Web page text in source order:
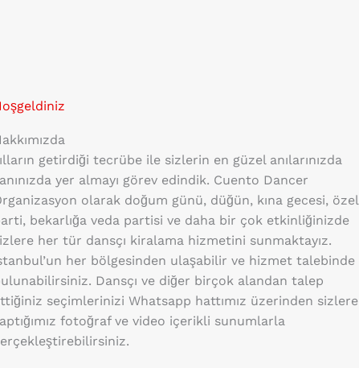
getirdiği tecrübe ile sizlerin en güzel anılarınızda
yer almayı görev edindik. Cuento Dancer
olarak doğum günü, düğün, kına gecesi, özel
bekarlığa veda partisi ve daha bir çok etkinliğinizde
her tür dansçı kiralama hizmetini sunmaktayız.
her bölgesinden ulaşabilir ve hizmet talebinde
Dansçı ve diğer birçok alandan talep
seçimlerinizi Whatsapp hattımız üzerinden sizlere
fotoğraf ve video içerikli sunumlarla